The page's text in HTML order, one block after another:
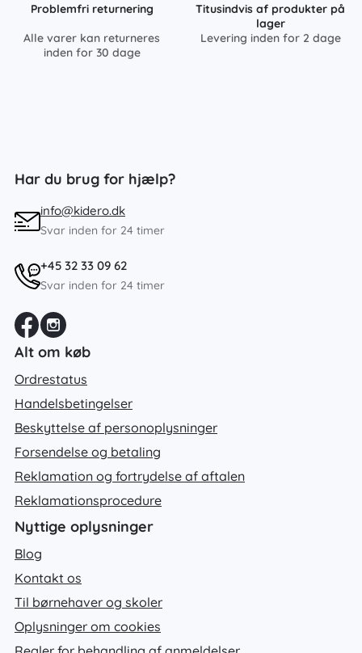
Problemfri returnering
Alle varer kan returneres
inden for 30 dage
Titusindvis af produkter på
lager
Levering inden for 2 dage
Har du brug for hjælp?
info@kidero.dk
Svar inden for 24 timer
+45 32 33 09 62
Svar inden for 24 timer
Alt om køb
Ordrestatus
Handelsbetingelser
Beskyttelse af personoplysninger
Forsendelse og betaling
Reklamation og fortrydelse af aftalen
Reklamationsprocedure
Nyttige oplysninger
Blog
Kontakt os
Til børnehaver og skoler
Oplysninger om cookies